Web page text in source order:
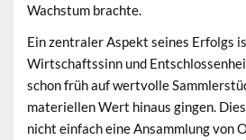
Wachstum brachte.
Ein zentraler Aspekt seines Erfolgs
Wirtschaftssinn und
schon früh auf wertvolle
materiellen Wert hinaus gingen.
nicht einfach eine Ansammlung von